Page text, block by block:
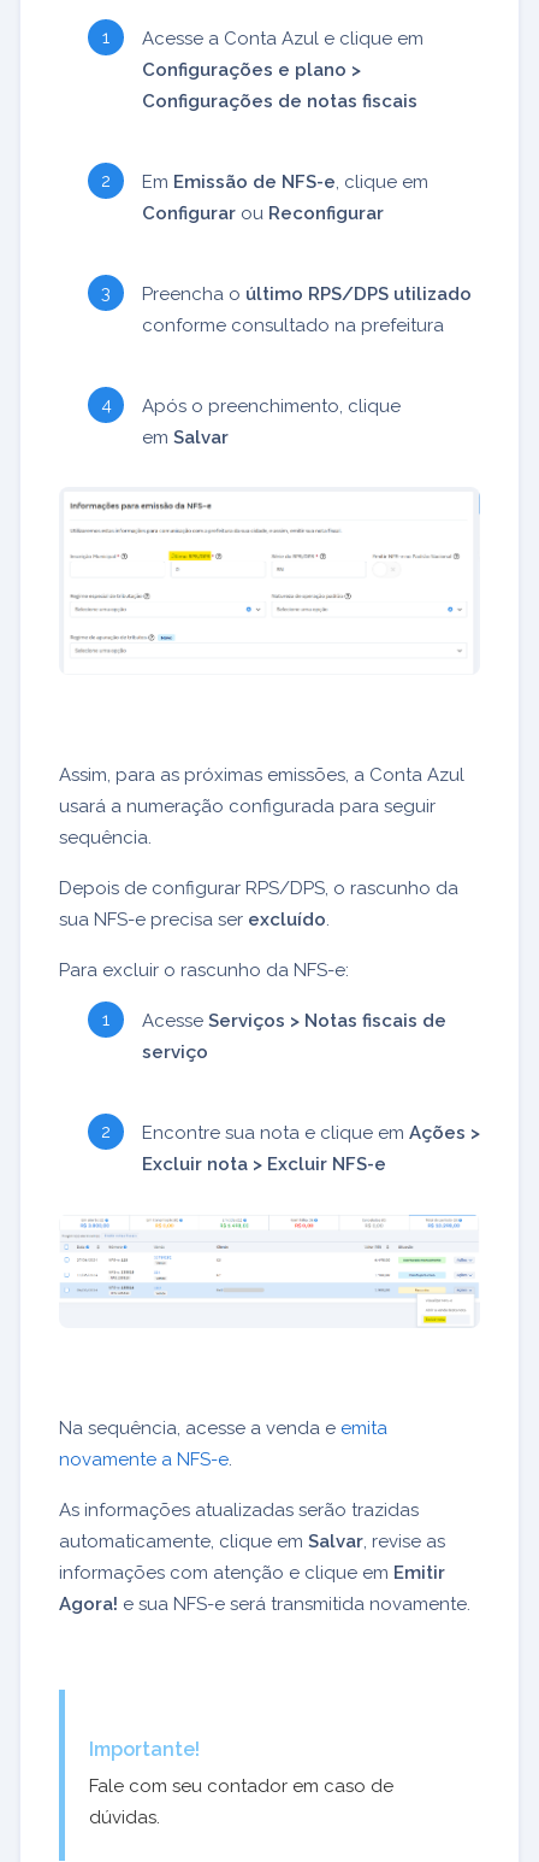
Acesse a Conta Azul e clique em
Configurações e plano >
Configurações de notas fiscais
Em Emissão de NFS-e, clique em
Configurar ou Reconfigurar
Preencha o último RPS/DPS utilizado
conforme consultado na prefeitura
Após o preenchimento, clique
em Salvar
Assim, para as próximas emissões, a Conta Azul
usará a numeração configurada para seguir
sequência.
Depois de configurar RPS/DPS, o rascunho da
sua NFS-e precisa ser excluído
Para excluir o rascunho da NFS-e:
Acesse Serviços > Notas fiscais de
serviço
Encontre sua nota e clique em Ações >
Excluir nota > Excluir NFS-e
Na sequência, acesse a venda e emita
novamente a NFS-e.
As informações atualizadas serão trazidas
automaticamente, clique em Salvar, revise as
informações com atenção e clique em Emitir
Agora! e sua NFS-e será transmitida novamente.
Importante!
Fale com seu contador em caso de
dúvidas.